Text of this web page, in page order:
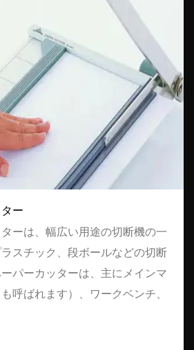
ー
ーは、幅広い用途の切断機の一
スチック、段ボールなどの切断
パーカッターは、主にメインマ
呼ばれます）、ワークベンチ、